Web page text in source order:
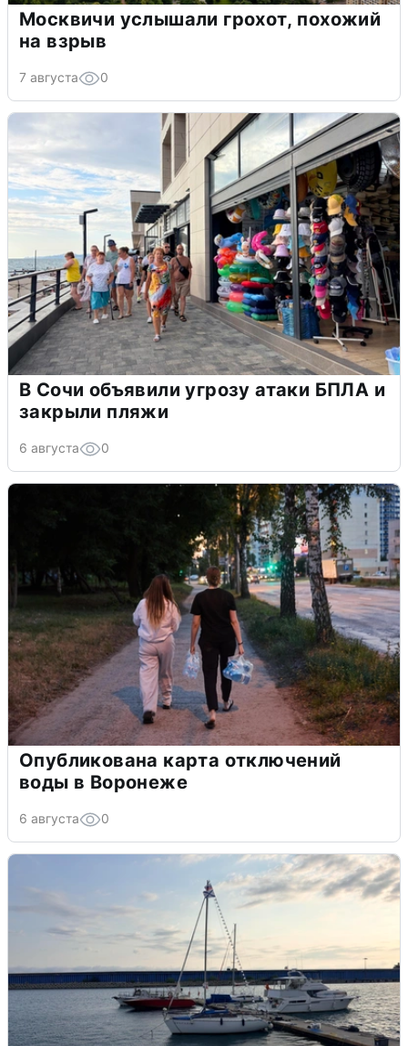
Москвичи услышали грохот, похожий
на взрыв
7 августа 0
В Сочи объявили угрозу атаки БПЛА и
закрыли пляжи
6 августа 0
Опубликована карта отключений
воды в Воронеже
6 августа 0